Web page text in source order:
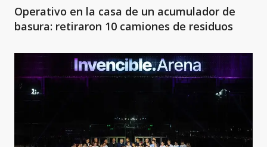
Operativo en la casa de un acumulador de
basura: retiraron 10 camiones de residuos